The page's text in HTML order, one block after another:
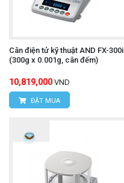
Cân điện tử kỹ thuật AND FX-300i
(300g x 0.001g, cân đếm)
10,819,000 VND
ĐẶT MUA